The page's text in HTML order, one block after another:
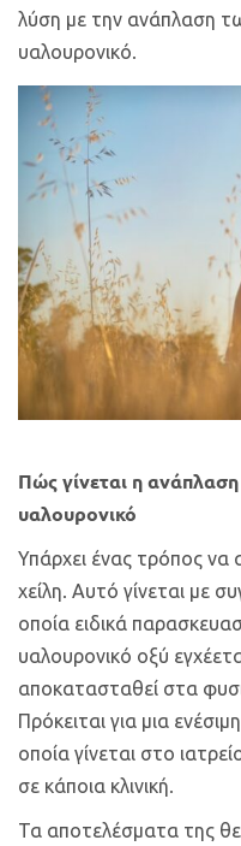
λύση με την ανάπλαση
υαλουρονικό.
Πώς γίνεται η
υαλουρονικό
Υπάρχει ένας τρόπος
χείλη. Αυτό γίνεται με
οποία ειδικά
υαλουρονικό οξύ
αποκατασταθεί στα
Πρόκειται για μια
οποία γίνεται στο
σε κάποια κλινική.
Τα αποτελέσματα της